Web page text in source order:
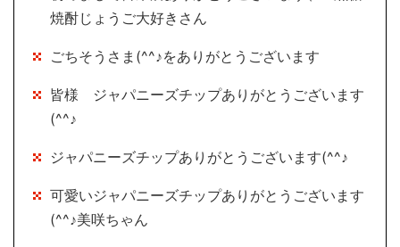
焼酎じょうご大好きさん
ごちそうさま(^^♪をありがとうございます
皆様 ジャパニーズチップありがとうございます
(^^♪
ジャパニーズチップありがとうございます(^^♪
可愛いジャパニーズチップありがとうございます
(^^♪美咲ちゃん